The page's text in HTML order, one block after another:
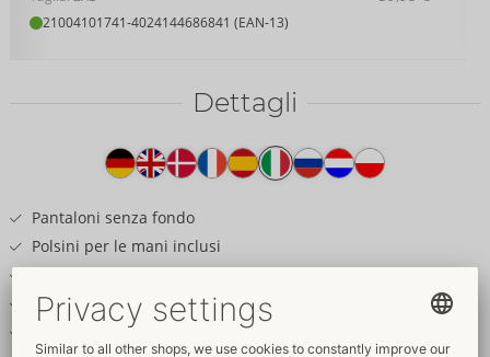
21004101741-4024144686841 (EAN-13)
Dettagli
prodotto
Pantaloni senza fondo
Polsini per le mani inclusi
Elegante look nero opaco
Zip nascosta nel marsupio
Anelli sul girovita comfort